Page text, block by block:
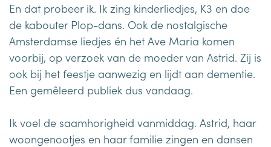
En dat probeer ik. Ik zing kinderliedjes, K3 en doe
de kabouter Plop-dans. Ook de nostalgische
Amsterdamse liedjes én het Ave Maria komen
voorbij, op verzoek van de moeder van Astrid. Zij is
ook bij het feestje aanwezig en lijdt aan dementie.
Een gemêleerd publiek dus vandaag.
Ik voel de saamhorigheid vanmiddag. Astrid, haar
woongenootjes en haar familie zingen en dansen